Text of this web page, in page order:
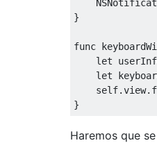
}
func
let
let
self.view.
}
Haremos que